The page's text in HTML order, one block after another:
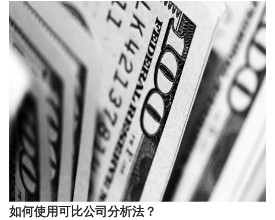
如何使用可比公司分析法？